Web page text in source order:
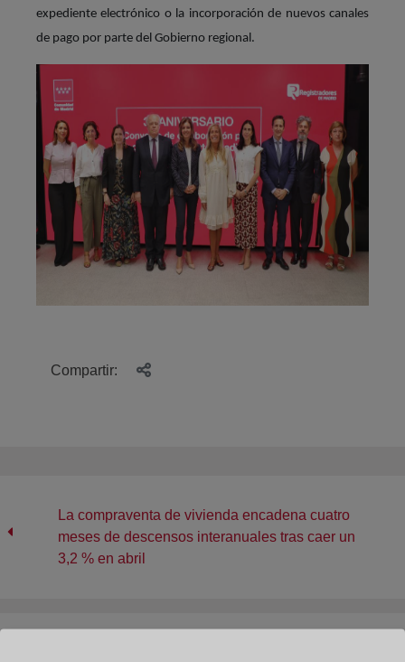
expediente electrónico o la incorporación de nuevos canales
de pago por parte del Gobierno regional.
Compartir:
La compraventa de vivienda encadena cuatro
meses de descensos interanuales tras caer un
3,2 % en abril